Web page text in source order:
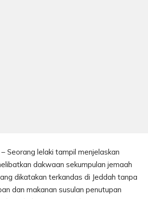
– Seorang lelaki tampil menjelaskan
dakwaan sekumpulan jemaah
dikatakan terkandas di Jeddah tanpa
dan makanan susulan penutupan